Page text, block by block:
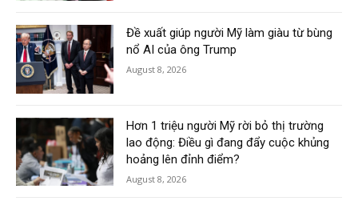
Đề xuất giúp người Mỹ làm giàu từ bùng
nổ AI của ông Trump
August 8, 2026
Hơn 1 triệu người Mỹ rời bỏ thị trường
lao động: Điều gì đang đẩy cuộc khủng
hoảng lên đỉnh điểm?
August 8, 2026